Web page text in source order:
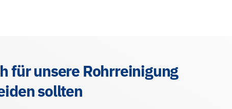
für unsere Rohrreinigung
sollten